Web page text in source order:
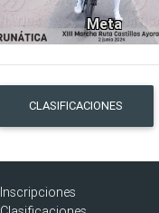
Meta
CLASIFICACIONES
Inscripciones